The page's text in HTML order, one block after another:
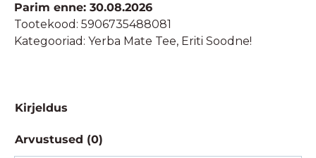
Frutilla
-
Mate
kogus
Parim enne: 30.08.2026
Tootekood: 5906735488081
Kategooriad: Yerba Mate Tee, Eriti Soodne!
Kirjeldus
Arvustused (0)